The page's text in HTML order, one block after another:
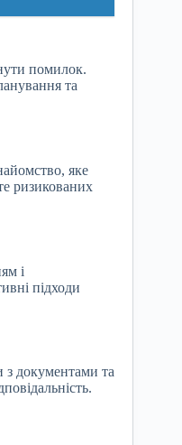
помилок.
та
яке
ризикованих
і
підходи
з документами та